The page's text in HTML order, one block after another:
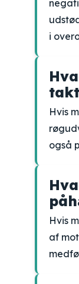
i
Hvis
også
Hvis
af